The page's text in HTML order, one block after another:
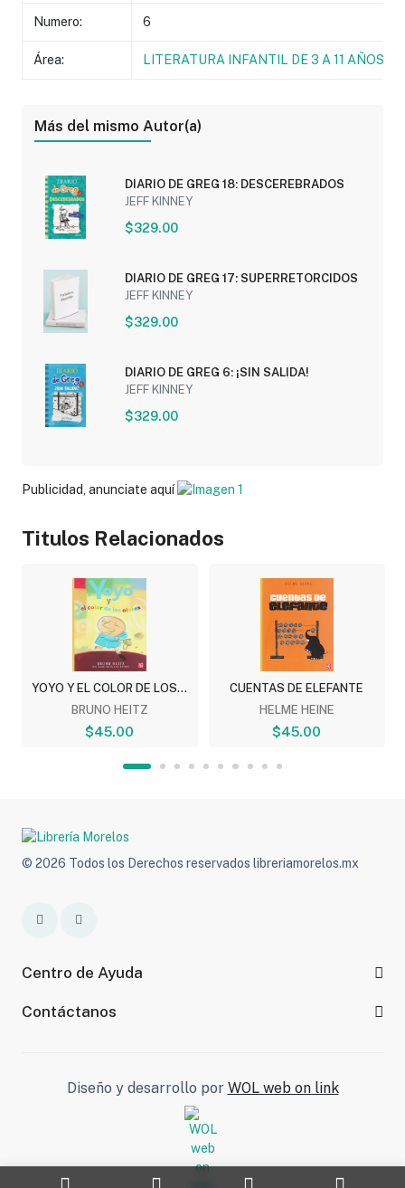
Numero: 6
Área: LITERATURA INFANTIL DE 3 A 11 AÑOS
Más del mismo Autor(a)
DIARIO DE GREG 18: DESCEREBRADOS
JEFF KINNEY
$329.00
DIARIO DE GREG 17: SUPERRETORCIDOS
JEFF KINNEY
$329.00
DIARIO DE GREG 6: ¡SIN SALIDA!
JEFF KINNEY
$329.00
Publicidad, anunciate aquí
Titulos Relacionados
YOYO Y EL COLOR DE LOS...
BRUNO HEITZ
$45.00
CUENTAS DE ELEFANTE
HELME HEINE
$45.00
© 2026 Todos los Derechos reservados libreriamorelos.mx
Centro de Ayuda
Contáctanos
Diseño y desarrollo por WOL web on link